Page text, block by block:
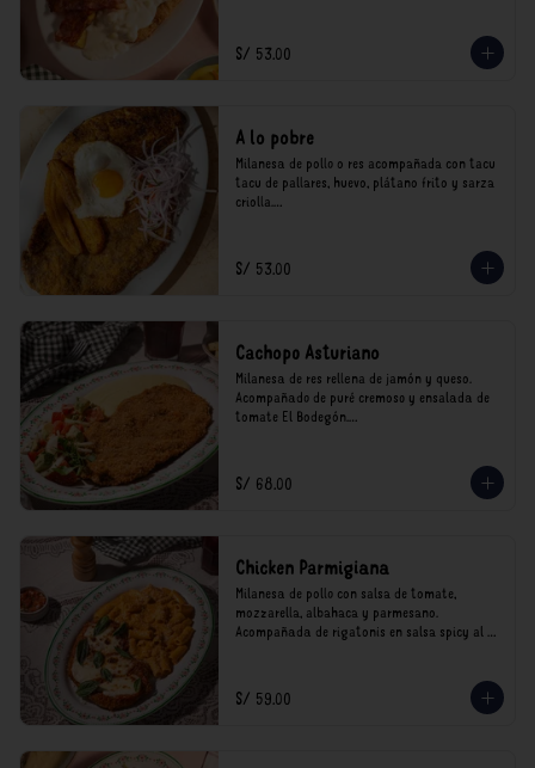
incluyen impuestos de ley y recargo al
consumo.
S/ 53.00
A lo pobre
Milanesa de pollo o res acompañada con tacu
tacu de pallares, huevo, plátano frito y sarza
criolla.
incluyen impuestos de ley y recargo al
consumo.
S/ 53.00
Cachopo Asturiano
Milanesa de res rellena de jamón y queso.
Acompañado de puré cremoso y ensalada de
tomate El Bodegón.
incluyen impuestos de ley y recargo al
consumo.
S/ 68.00
Chicken Parmigiana
Milanesa de pollo con salsa de tomate,
mozzarella, albahaca y parmesano.
Acompañada de rigatonis en salsa spicy al
*Nuestros precios están expresados en soles e
incluyen impuestos de ley y recargo al
S/ 59.00